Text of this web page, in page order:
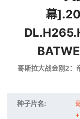
幕
种子片名: